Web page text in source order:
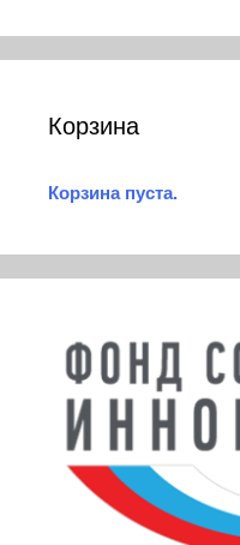
Корзина
Корзина пуста.